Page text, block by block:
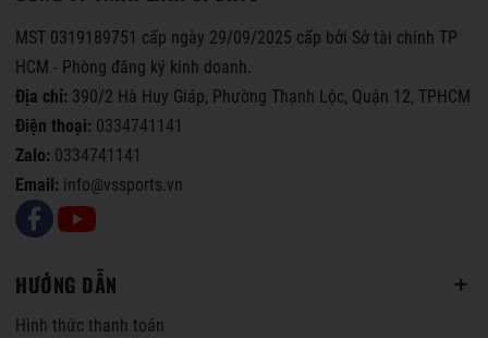
MST 0319189751 cấp ngày 29/09/2025 cấp bởi Sở tài chính TP
HCM - Phòng đăng ký kinh doanh.
Địa chỉ: 390/2 Hà Huy Giáp, Phường Thạnh Lộc, Quận 12, TPHCM
Điện thoại: 0334741141
Zalo: 0334741141
Email: info@vssports.vn
HƯỚNG DẪN
Hình thức thanh toán